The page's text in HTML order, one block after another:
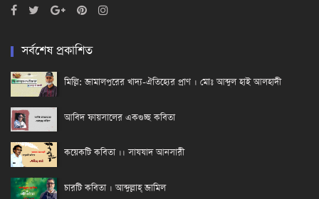
সর্বশেষ প্রকাশিত
মিল্লি: জামালপুরের খাদ্য-ঐতিহ্যের প্রাণ । মোঃ আব্দুল হাই আলহাদী
আবিদ ফায়সালের একগুচ্ছ কবিতা
কয়েকটি কবিতা ।। সাযযাদ আনসারী
চারটি কবিতা । আব্দুল্লাহ্ জামিল